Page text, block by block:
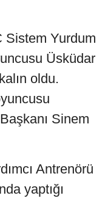
Sistem Yurdum
Üsküdar
oldu.
Sinem
Antrenörü
yaptığı